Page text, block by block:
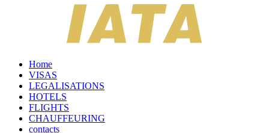
Home
VISAS
LEGALISATIONS
HOTELS
FLIGHTS
CHAUFFEURING
contacts